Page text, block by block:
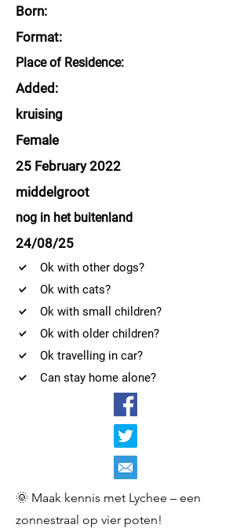
Born:
Format:
Place of Residence:
Added:
kruising
Female
25 February 2022
middelgroot
nog in het buitenland
24/08/25
Ok with other dogs?
Ok with cats?
Ok with small children?
Ok with older children?
Ok travelling in car?
Can stay home alone?
🌞 Maak kennis met Lychee – een
zonnestraal op vier poten!